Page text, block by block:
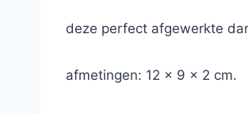
deze perfect afgewerkte
afmetingen: 12 x 9 x 2 cm.